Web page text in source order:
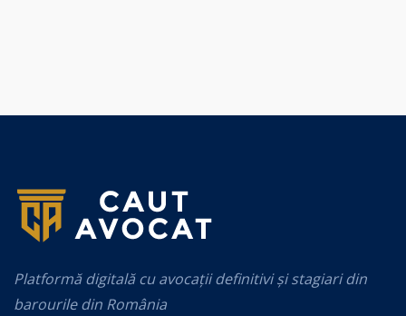
Platformă digitală cu avocații definitivi și stagiari din
barourile din România